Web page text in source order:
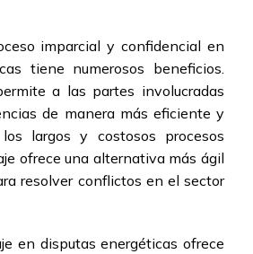
imparcial y confidencial en
tiene numerosos beneficios.
a las partes involucradas
de manera más eficiente y
largos y costosos procesos
ofrece una alternativa más ágil
resolver conflictos en el sector
en disputas energéticas ofrece